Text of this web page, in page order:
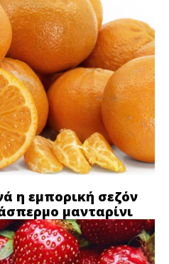
η εμπορική σεζόν
μανταρίνι